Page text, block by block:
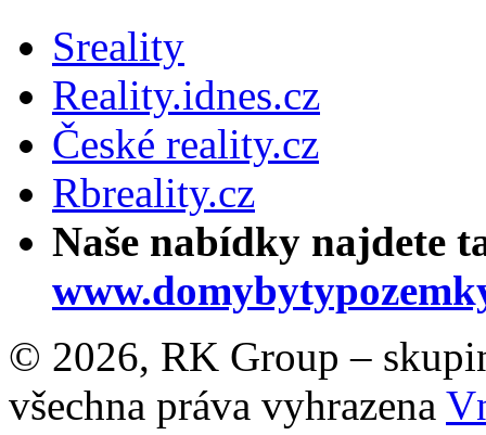
Sreality
Reality.idnes.cz
České reality.cz
Rbreality.cz
Naše nabídky najdete
© 2026, RK Group –
všechna práva vyhrazena